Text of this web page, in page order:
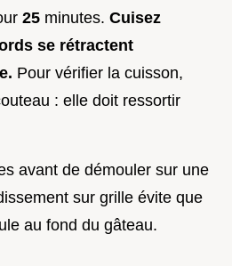
25 minutes. Cuisez
se rétractent
Pour vérifier la cuisson,
: elle doit ressortir
avant de démouler sur une
sur grille évite que
au fond du gâteau.